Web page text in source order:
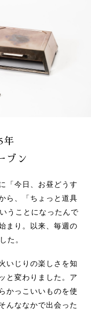
年
ブン
「今日、お昼どうす
ら、「ちょっと道具
うことになったんで
まり。以来、毎週の
た。
いじりの楽しさを知
と変わりました。ア
かっこいいものを使
んななかで出会った